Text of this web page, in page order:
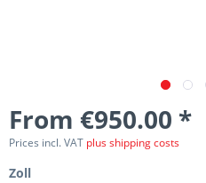
From €950.00 *
Prices incl. VAT plus shipping costs
Zoll